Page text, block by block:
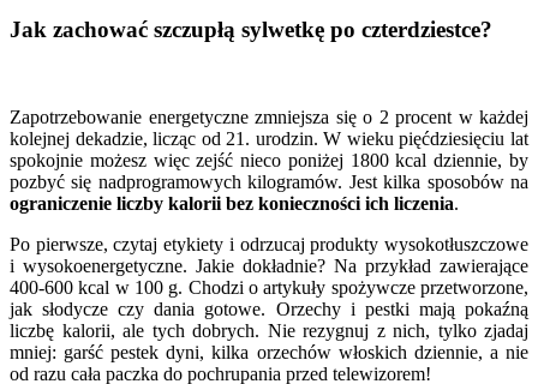
Jak zachować szczupłą sylwetkę po czterdziestce?
Zapotrzebowanie energetyczne zmniejsza się o 2 procent w każdej
kolejnej dekadzie, licząc od 21. urodzin. W wieku pięćdziesięciu lat
spokojnie możesz więc zejść nieco poniżej 1800 kcal dziennie, by
pozbyć się nadprogramowych kilogramów. Jest kilka sposobów na
ograniczenie liczby kalorii bez konieczności ich liczenia.
Po pierwsze, czytaj etykiety i odrzucaj produkty wysokotłuszczowe
i wysokoenergetyczne. Jakie dokładnie? Na przykład zawierające
400-600 kcal w 100 g. Chodzi o artykuły spożywcze przetworzone,
jak słodycze czy dania gotowe. Orzechy i pestki mają pokaźną
liczbę kalorii, ale tych dobrych. Nie rezygnuj z nich, tylko zjadaj
mniej: garść pestek dyni, kilka orzechów włoskich dziennie, a nie
od razu cała paczka do pochrupania przed telewizorem!